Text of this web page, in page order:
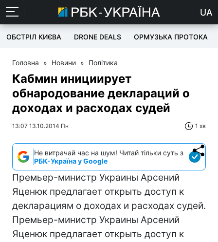
UA
ОБСТРІЛ КИЄВА DRONE DEALS ОРМУЗЬКА ПРОТОКА
Головна » Новини » Політика
Кабмин инициирует
обнародование деклараций о
доходах и расходах судей
13:07 13.10.2014 Пн 1 хв
Не витрачай час на шум! Читай тільки суть з
РБК-Україна у Google
Премьер-министр Украины Арсений
Яценюк предлагает открыть доступ к
декларациям о доходах и расходах судей.
Премьер-министр Украины Арсений
Яценюк предлагает открыть доступ к